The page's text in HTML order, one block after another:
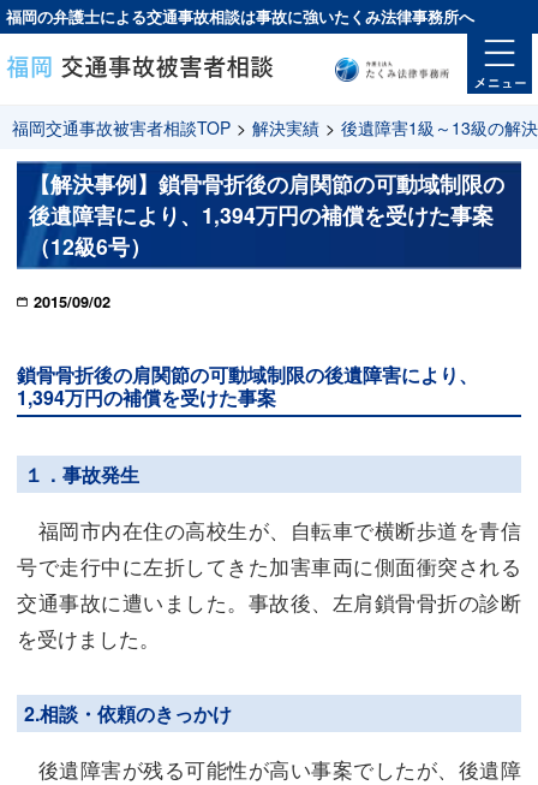
福岡の弁護士による交通事故相談は事故に強いたくみ法律事務所へ
福岡交通事故被害者相談TOP > 解決実績 > 後遺障害1級～13級の解
【解決事例】鎖骨骨折後の肩関節の可動域制限の
後遺障害により、1,394万円の補償を受けた事案
（12級6号）
2015/09/02
鎖骨骨折後の肩関節の可動域制限の後遺障害により、
1,394万円の補償を受けた事案
１．事故発生
福岡市内在住の高校生が、自転車で横断歩道を青信
号で走行中に左折してきた加害車両に側面衝突される
交通事故に遭いました。事故後、左肩鎖骨骨折の診断
を受けました。
2.相談・依頼のきっかけ
後遺障害が残る可能性が高い事案でしたが、後遺障